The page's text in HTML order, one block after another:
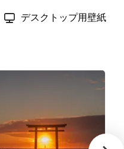
デスクトップ用壁紙